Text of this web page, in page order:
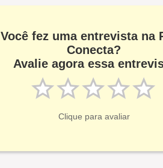
Você fez uma entrevista na
Conecta?
Avalie agora essa
Clique para avaliar